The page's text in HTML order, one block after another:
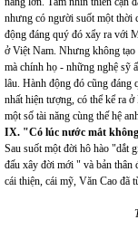
nhưng có người suốt một thời
động đáng quý đó xẩy ra với
ở Việt Nam. Nhưng không tạo
mà chính họ - những nghệ sỹ
lâu. Hành động đó cũng đáng
nhất hiện tượng, có thể kể ra
một số tài năng cùng thế hệ
IX. "Có lúc nước mắt
Sau suốt một đời hô hào "dắt
đấu xây đời mới " và bản thân
cái thiện, cái mỹ, Văn Cao đã